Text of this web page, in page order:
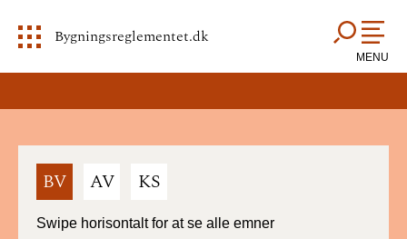
Bygningsreglementet.dk
MENU
BV AV KS
Swipe horisontalt for at se alle emner